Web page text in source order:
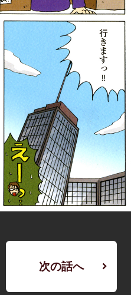
次の話へ